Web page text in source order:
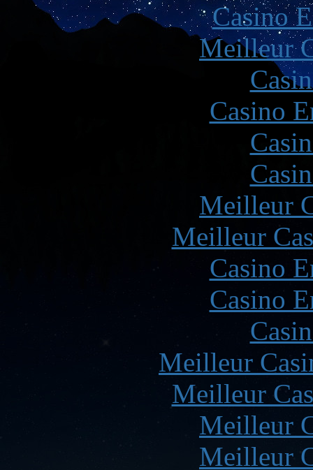
Casino
Meilleur
Casino
Meilleur
Meilleur
Casino
Casino
Meilleur
Meilleur
Meilleur
Meilleur